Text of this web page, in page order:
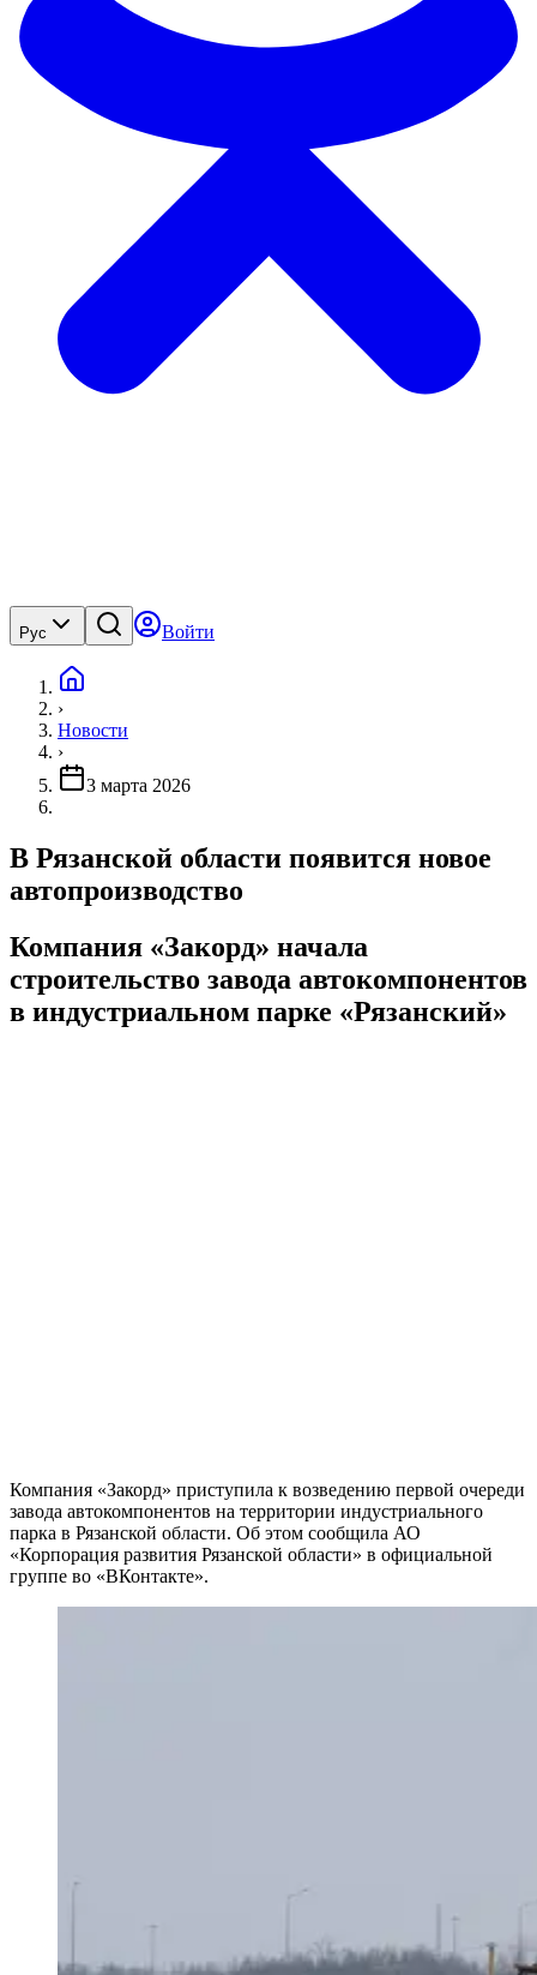
Рус Войти
›
Новости
›
3 марта 2026
В Рязанской области появится новое
автопроизводство
Компания «Закорд» начала
строительство завода автокомпонентов
в индустриальном парке «Рязанский»
Компания «Закорд» приступила к возведению первой очереди
завода автокомпонентов на территории индустриального
парка в Рязанской области. Об этом сообщила АО
«Корпорация развития Рязанской области» в официальной
группе во «ВКонтакте».